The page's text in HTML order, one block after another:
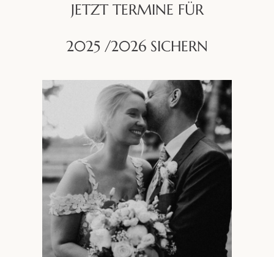
JETZT TERMINE FÜR
2025 /2026 SICHERN